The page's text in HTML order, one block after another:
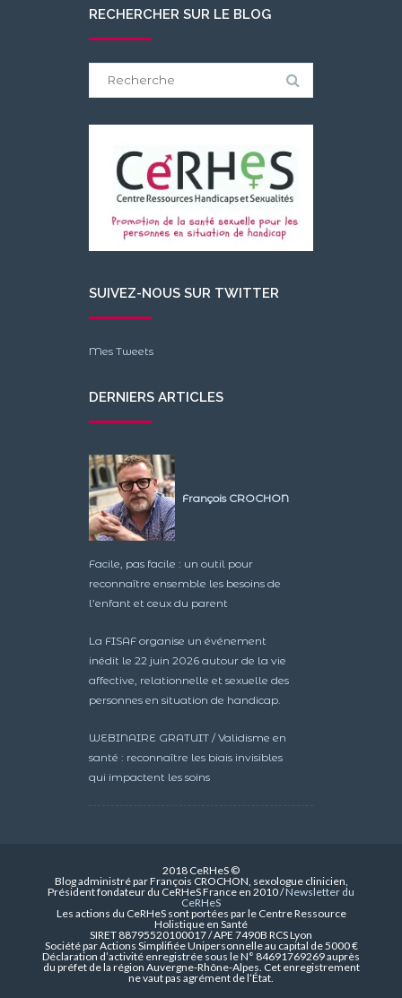
RECHERCHER SUR LE BLOG
SUIVEZ-NOUS SUR TWITTER
Mes Tweets
DERNIERS ARTICLES
François CROCHON
Facile, pas facile : un outil pour
reconnaître ensemble les besoins de
l’enfant et ceux du parent
La FISAF organise un événement
inédit le 22 juin 2026 autour de la vie
affective, relationnelle et sexuelle des
personnes en situation de handicap.
WEBINAIRE GRATUIT / Validisme en
santé : reconnaître les biais invisibles
qui impactent les soins
2018 CeRHeS ©
Blog administré par François CROCHON, sexologue clinicien,
Président fondateur du CeRHeS France en 2010 /Newsletter du
CeRHeS
Les actions du CeRHeS sont portées par le Centre Ressource
Holistique en Santé
SIRET 88795520100017 / APE 7490B RCS Lyon
Société par Actions Simplifiée Unipersonnelle au capital de 5000 €
Déclaration d’activité enregistrée sous le N° 84691769269 auprès
du préfet de la région Auvergne-Rhône-Alpes. Cet enregistrement
ne vaut pas agrément de l’État.